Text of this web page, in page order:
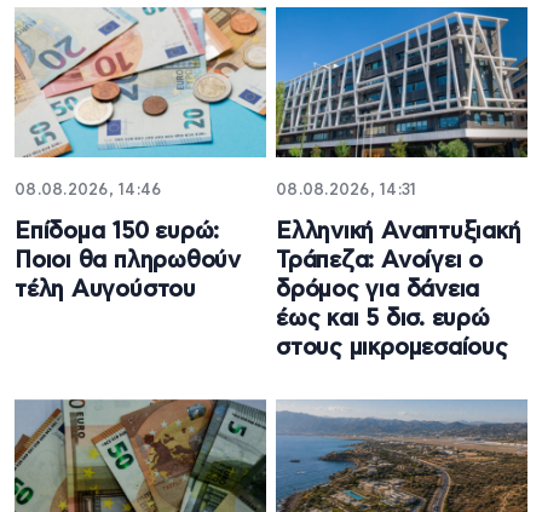
08.08.2026, 14:46
Επίδομα 150 ευρώ:
Ποιοι θα πληρωθούν
τέλη Αυγούστου
08.08.2026, 14:31
Ελληνική Αναπτυξιακή
Τράπεζα: Ανοίγει ο
δρόμος για δάνεια
έως και 5 δισ. ευρώ
στους μικρομεσαίους